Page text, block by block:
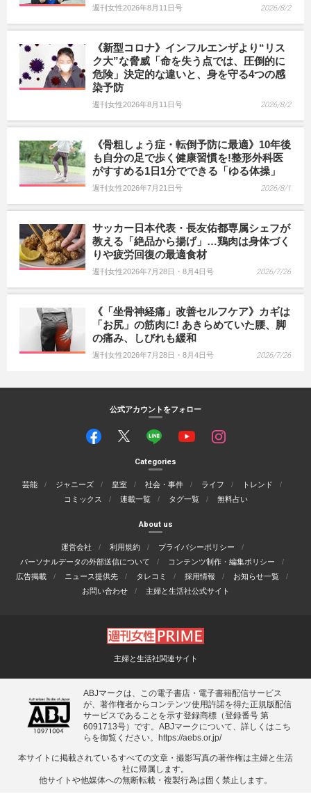
週刊女性2026年8月11日号 2026/8/2
《新型コロナ》インフルエンザより“リス
ク大”な脅威「命を失う点では、圧倒的に
危険」決定的な違いと、身を守る4つの感
染予防
週刊女性2026年8月11日号 2026/8/2
《骨粗しょう症・転倒予防に最適》10年後
も自分の足で歩く健康習慣を!整形外科医
がすすめる1日1分でできる「ゆる体操」
週刊女性2026年7月21日号 2026/8/1
サッカー日本代表・長友佑都専属シェフが
教える「絶品から揚げ」…鶏肉は身体づく
りや疲労回復の最適食材
週刊女性2026年7月28日・8月4日号 2026/7/26
《「坐骨神経痛」改善セルフケア》カギは
「お尻」の筋肉に! あきらめていた腰、脚
の痛み、しびれも緩和
週刊女性2026年7月28日・8月4日号 2026/7/26
公式アカウントをフォロー
Categories
芸能 ジャニーズ 皇室 社会・事件 ライフ
トレンド
コミックス
連載一覧 タグ一覧 無料占い
About us
運営会社 利用規約
プライバシーポリシー
パーソナルデータの外部送信について
コンテンツ制作・編集ポリシー
広告掲載
ニュース提供先 タレコミ 採用情報
お知らせ一覧
お問い合わせ
主婦と生活社公式サイト
主婦と生活社関連サイト
ABJマークは、この電子書店・電子書籍配信サービス
が、著作権者からコンテンツ使用許諾を得た正規版配信
サービスであることを示す登録商標（登録番号 第
6091713号）です。ABJマークについて、詳しくはこち
らを御覧ください。
https://aebs.or.jp/
本サイトに掲載されているすべての⽂章・撮影写真の著作権は主婦と⽣活
社に帰属します。
他サイトや他媒体への無断転載・複製⾏為は固く禁⽌します。